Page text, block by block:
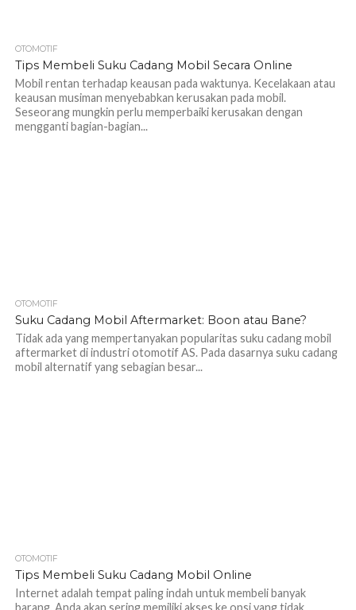
OTOMOTIF
Tips Membeli Suku Cadang Mobil Secara Online
Mobil rentan terhadap keausan pada waktunya. Kecelakaan atau
keausan musiman menyebabkan kerusakan pada mobil.
Seseorang mungkin perlu memperbaiki kerusakan dengan
mengganti bagian-bagian...
OTOMOTIF
Suku Cadang Mobil Aftermarket: Boon atau Bane?
Tidak ada yang mempertanyakan popularitas suku cadang mobil
aftermarket di industri otomotif AS. Pada dasarnya suku cadang
mobil alternatif yang sebagian besar...
OTOMOTIF
Tips Membeli Suku Cadang Mobil Online
Internet adalah tempat paling indah untuk membeli banyak
barang. Anda akan sering memiliki akses ke opsi yang tidak